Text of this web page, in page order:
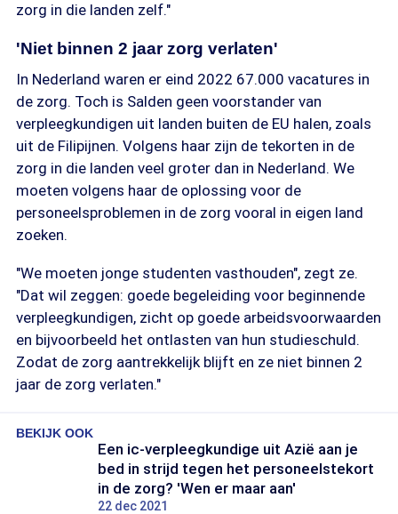
zorg in die landen zelf."
'Niet binnen 2 jaar zorg verlaten'
In Nederland waren er eind 2022 67.000 vacatures in
de zorg. Toch is Salden geen voorstander van
verpleegkundigen uit landen buiten de EU halen, zoals
uit de Filipijnen. Volgens haar zijn de tekorten in de
zorg in die landen veel groter dan in Nederland. We
moeten volgens haar de oplossing voor de
personeelsproblemen in de zorg vooral in eigen land
zoeken.
"We moeten jonge studenten vasthouden", zegt ze.
"Dat wil zeggen: goede begeleiding voor beginnende
verpleegkundigen, zicht op goede arbeidsvoorwaarden
en bijvoorbeeld het ontlasten van hun studieschuld.
Zodat de zorg aantrekkelijk blijft en ze niet binnen 2
jaar de zorg verlaten."
BEKIJK OOK
Een ic-verpleegkundige uit Azië aan je
bed in strijd tegen het personeelstekort
in de zorg? 'Wen er maar aan'
22 dec 2021